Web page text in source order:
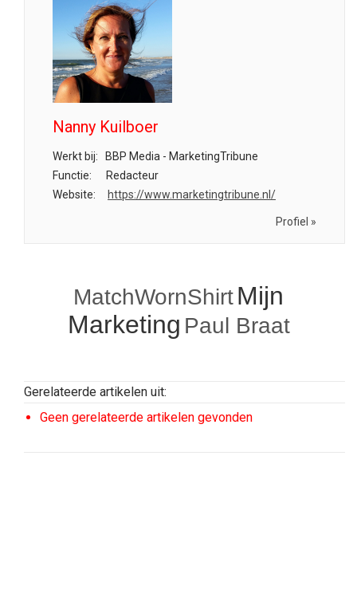
Nanny Kuilboer
Werkt bij:
BBP Media - MarketingTribune
Functie:
Redacteur
Website:
https://www.marketingtribune.nl/
Profiel »
MatchWornShirtMijn
Marketing Paul Braat
Gerelateerde artikelen uit:
Geen gerelateerde artikelen gevonden